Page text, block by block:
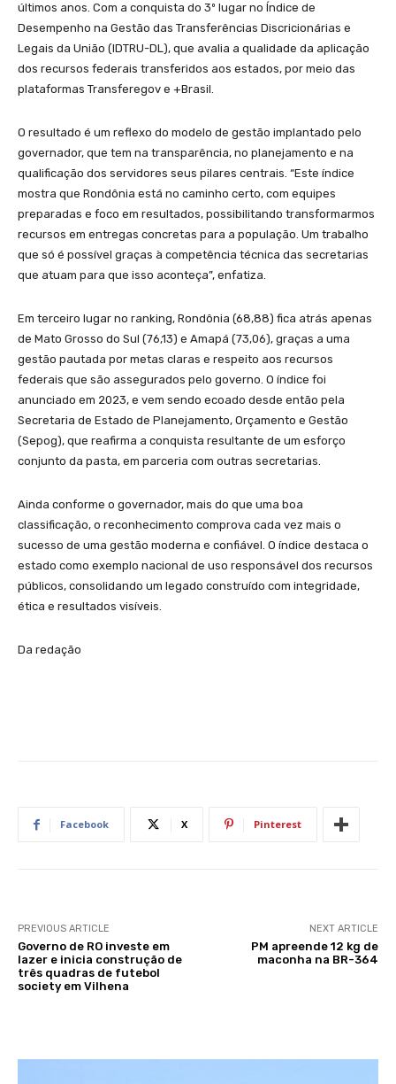
últimos anos. Com a conquista do 3º lugar no Índice de
Desempenho na Gestão das Transferências Discricionárias e
Legais da União (IDTRU-DL), que avalia a qualidade da aplicação
dos recursos federais transferidos aos estados, por meio das
plataformas Transferegov e +Brasil.
O resultado é um reflexo do modelo de gestão implantado pelo
governador, que tem na transparência, no planejamento e na
qualificação dos servidores seus pilares centrais. “Este índice
mostra que Rondônia está no caminho certo, com equipes
preparadas e foco em resultados, possibilitando transformarmos
recursos em entregas concretas para a população. Um trabalho
que só é possível graças à competência técnica das secretarias
que atuam para que isso aconteça”, enfatiza.
Em terceiro lugar no ranking, Rondônia (68,88) fica atrás apenas
de Mato Grosso do Sul (76,13) e Amapá (73,06), graças a uma
gestão pautada por metas claras e respeito aos recursos
federais que são assegurados pelo governo. O índice foi
anunciado em 2023, e vem sendo ecoado desde então pela
Secretaria de Estado de Planejamento, Orçamento e Gestão
(Sepog), que reafirma a conquista resultante de um esforço
conjunto da pasta, em parceria com outras secretarias.
Ainda conforme o governador, mais do que uma boa
classificação, o reconhecimento comprova cada vez mais o
sucesso de uma gestão moderna e confiável. O índice destaca o
estado como exemplo nacional de uso responsável dos recursos
públicos, consolidando um legado construído com integridade,
ética e resultados visíveis.
Da redação
Facebook X Pinterest
PREVIOUS ARTICLE
Governo de RO investe em
lazer e inicia construção de
três quadras de futebol
society em Vilhena
NEXT ARTICLE
PM apreende 12 kg de
maconha na BR-364